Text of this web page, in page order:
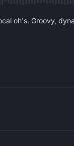
oh's. Groovy,